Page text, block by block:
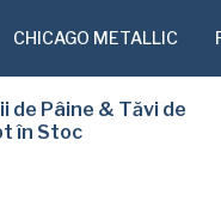
CHICAGO METALLIC
de Pâine & Tăvi de
în Stoc